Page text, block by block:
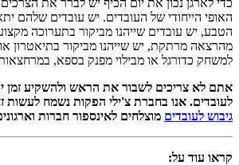
האופי הייחודי של העובדים. יש עובדים שלהם
הטבע, יש עובדים שייהנו מביקור בתערוכה
מהרצאה מרתקת, יש שייהנו מביקור בתיאטרון
למשחק כדורגל או מבילוי מפנק בספא,
אתם לא צריכים לשבור את הראש ולהשקיע זמן
לעובדים. אנו בחברת צ'ילי הפקות נשמח לעשות
גיבוש לעובדים מוצלחים לאינספור חברות
קראו עוד על: